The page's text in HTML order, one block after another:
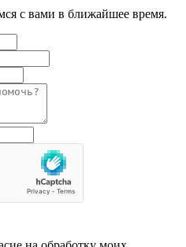
с вами в ближайшее время.